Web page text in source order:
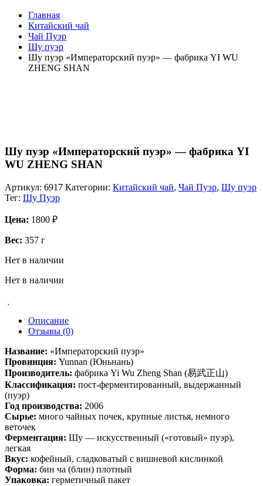
Главная
Китайский чай
Чай Пуэр
Шу пуэр
Шу пуэр «Императорский пуэр» — фабрика YI WU
ZHENG SHAN
Шу пуэр «Императорский пуэр» — фабрика YI
WU ZHENG SHAN
Артикул: 6917 Категории: Китайский чай, Чай Пуэр, Шу пуэр
Тег: Шу Пуэр
Цена: 1800 ₽
Вес: 357 г
Нет в наличии
Нет в наличии
Описание
Отзывы (0)
Название: «Императорский пуэр»
Провинция: Yunnan (Юньнань)
Производитель: фабрика Yi Wu Zheng Shan (易武正山)
Классификация: пост-ферментированный, выдержанный
(пуэр)
Год производства: 2006
Сырье: много чайных почек, крупные листья, немного
веточек
Ферментация: Шу — искусственный («готовый» пуэр),
легкая
Вкус: кофейный, сладковатый с вишневой кислинкой
Форма: бин ча (блин) плотный
Упаковка: герметичный пакет